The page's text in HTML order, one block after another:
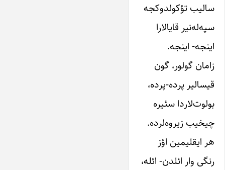
سالیب‌ تؤکولدوکجه‌
سپه‌له‌نیر قایالارا
اینجه‌- اینجه‌.
زامان‌ گولور، گون‌
قیسالیر پرده‌-پرده‌،
بولوت‌لاردا سئیره‌
چیخیب‌ زیروه‌لرده‌.
هر ایقلیمین‌ اؤز
رنگی‌ وار ائلدن‌- ائله‌،